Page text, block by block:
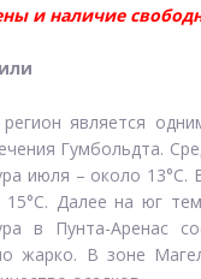
и наличие
является
Гумбольдта.
июля – около 13°C.
Далее на юг
в Пунта-Аренас
жарко. В зоне